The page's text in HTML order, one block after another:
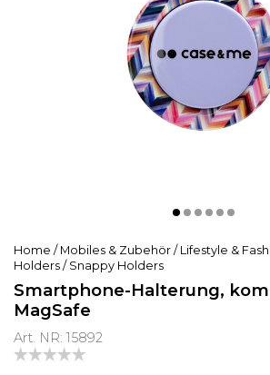
Home / Mobiles & Zubehör / Lifestyle &
Holders / Snappy Holders
Smartphone-Halterung,
MagSafe
Art. NR: 15892